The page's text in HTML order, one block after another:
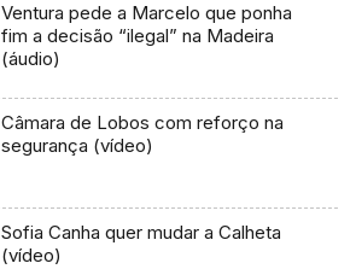
Ventura pede a Marcelo que ponha
fim a decisão “ilegal” na Madeira
(áudio)
Câmara de Lobos com reforço na
segurança (vídeo)
Sofia Canha quer mudar a Calheta
(vídeo)